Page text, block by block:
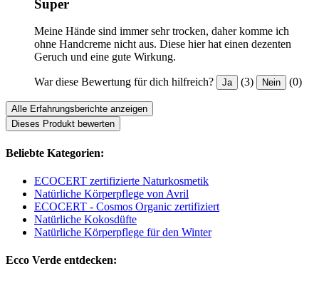
Super
Meine Hände sind immer sehr trocken, daher komme ich
ohne Handcreme nicht aus. Diese hier hat einen dezenten
Geruch und eine gute Wirkung.
War diese Bewertung für dich hilfreich? Ja (3) Nein (0)
Alle Erfahrungsberichte anzeigen
Dieses Produkt bewerten
Beliebte Kategorien:
ECOCERT zertifizierte Naturkosmetik
Natürliche Körperpflege von Avril
ECOCERT - Cosmos Organic zertifiziert
Natürliche Kokosdüfte
Natürliche Körperpflege für den Winter
Ecco Verde entdecken: